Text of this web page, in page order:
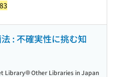
: 不確実性に挑む知
Library Other Libraries in Japan